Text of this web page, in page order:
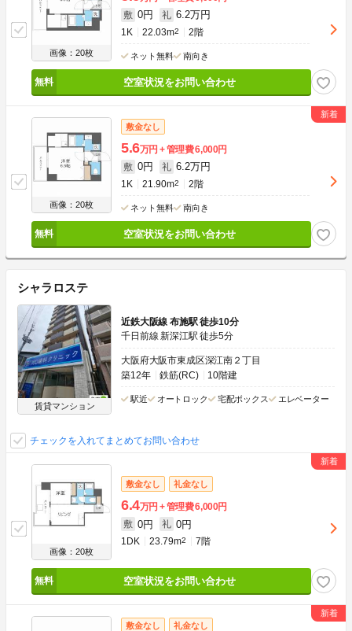
画像：20枚
敷 0円 礼 6.2万円
1K 22.03m2 2階
ネット無料 南向き
空室状況をお問い合わせ
画像：20枚
敷金なし
5.6万円 管理費6,000円
敷 0円 礼 6.2万円
1K 21.90m2 2階
ネット無料 南向き
空室状況をお問い合わせ
シャラロステ
賃貸マンション
近鉄大阪線 布施駅 徒歩10分
千日前線 新深江駅 徒歩5分
大阪府大阪市東成区深江南２丁目
築12年
鉄筋(RC) 10階建
駅近 オートロック 宅配ボックス エレベーター
チェックを入れてまとめてお問い合わせ
画像：20枚
敷金なし 礼金なし
6.4万円 管理費6,000円
敷 0円 礼 0円
1DK 23.79m2 7階
空室状況をお問い合わせ
敷金なし 礼金なし